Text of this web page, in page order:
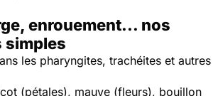
enrouement... nos
simples
les pharyngites, trachéites et autres
(pétales), mauve (fleurs), bouillon